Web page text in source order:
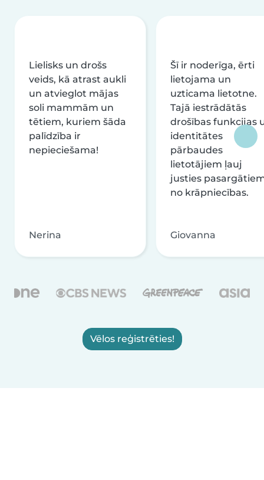
Lielisks un drošs
veids, kā atrast aukli
un atvieglot mājas
soli mammām un
tētiem, kuriem šāda
palīdzība ir
nepieciešama!
Nerina
Šī ir noderīga, ērti
lietojama un
uzticama lietotne.
Tajā iestrādātās
drošības funkcijas
identitātes
pārbaudes
lietotājiem ļauj
justies
no krāpniecības.
Giovanna
Vēlos reģistrēties!